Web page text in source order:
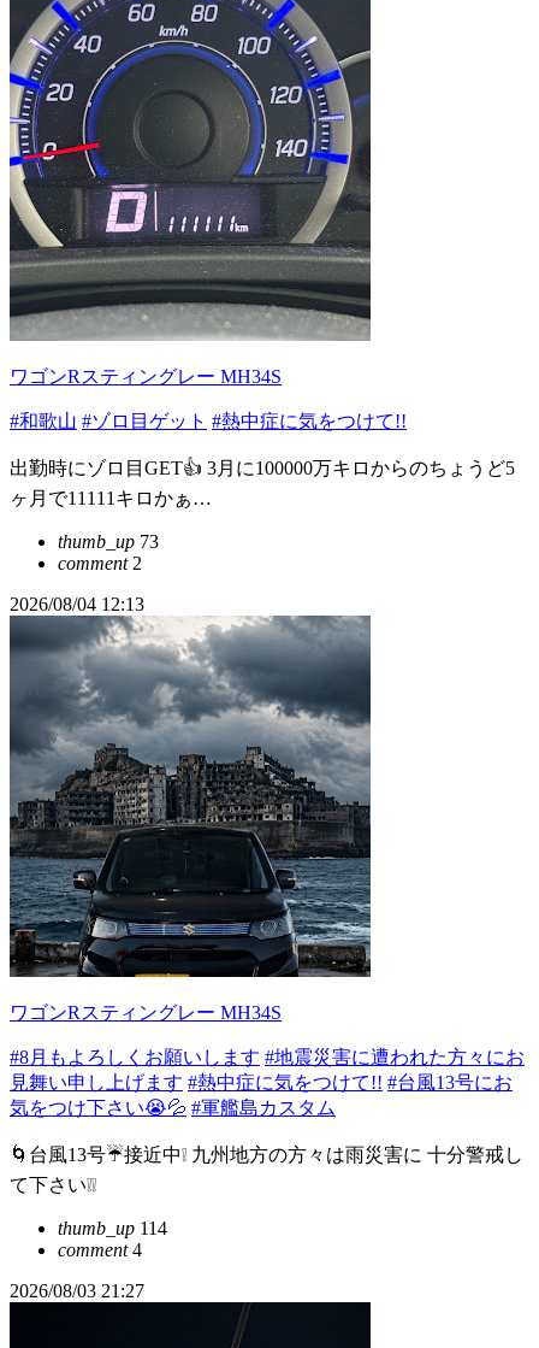
ワゴンRスティングレー MH34S
#和歌山 #ゾロ目ゲット #熱中症に気をつけて!!
出勤時にゾロ目GET👍 3月に100000万キロからのちょうど5
ヶ月で11111キロかぁ…
thumb_up 73
comment2
2026/08/04 12:13
ワゴンRスティングレー MH34S
#8月もよろしくお願いします #地震災害に遭われた方々にお
見舞い申し上げます #熱中症に気をつけて!! #台風13号にお
気をつけ下さい😭💦 #軍艦島カスタム
🌀台風13号☔接近中❕ 九州地方の方々は雨災害に 十分警戒し
て下さい❕❕
thumb_up 114
comment4
2026/08/03 21:27